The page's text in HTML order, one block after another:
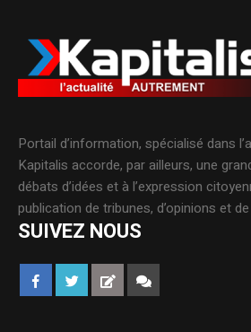
Portail d’information, spécialisé dans
Kapitalis accorde, par ailleurs, une
débats d’idées et à l’expression
publication de tribunes, d’opinions et
SUIVEZ NOUS